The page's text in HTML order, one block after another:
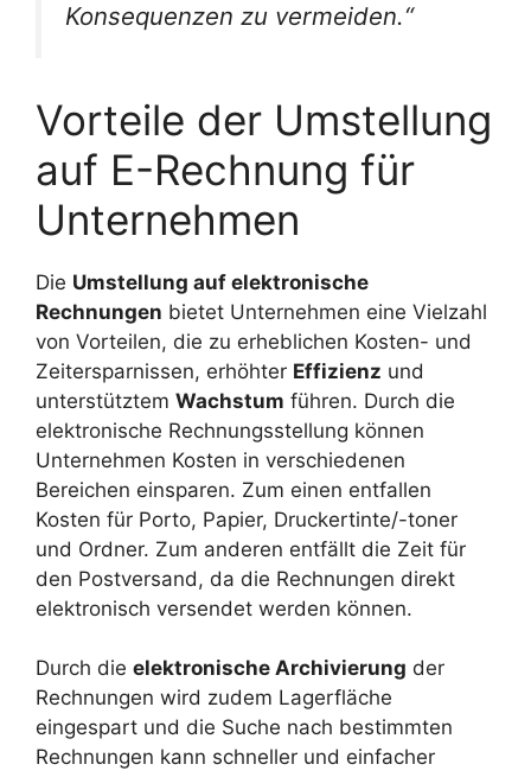
Konsequenzen zu vermeiden.“
Vorteile der Umstellung
auf E-Rechnung für
Unternehmen
Die Umstellung auf elektronische
Rechnungen bietet Unternehmen eine Vielzahl
von Vorteilen, die zu erheblichen Kosten- und
Zeitersparnissen, erhöhter Effizienz und
unterstütztem Wachstum führen. Durch die
elektronische Rechnungsstellung können
Unternehmen Kosten in verschiedenen
Bereichen einsparen. Zum einen entfallen
Kosten für Porto, Papier, Druckertinte/-toner
und Ordner. Zum anderen entfällt die Zeit für
den Postversand, da die Rechnungen direkt
elektronisch versendet werden können.
Durch die elektronische Archivierung der
Rechnungen wird zudem Lagerfläche
eingespart und die Suche nach bestimmten
Rechnungen kann schneller und einfacher